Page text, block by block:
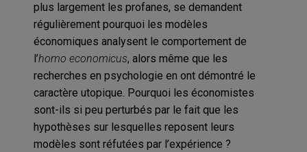
plus largement les profanes, se demandent
régulièrement pourquoi les modèles
économiques analysent le comportement de
l’homo economicus, alors même que les
recherches en psychologie en ont démontré le
caractère utopique. Pourquoi les économistes
sont-ils si peu perturbés par le fait que les
hypothèses sur lesquelles reposent leurs
modèles sont réfutées par l’expérience ?